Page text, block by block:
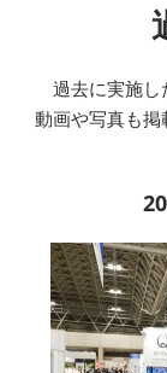
過去に実施し
動画や写真も